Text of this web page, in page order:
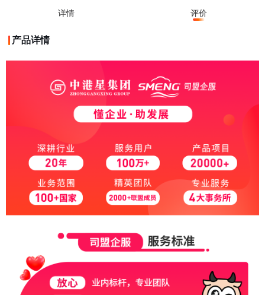
详情 评价
产品详情